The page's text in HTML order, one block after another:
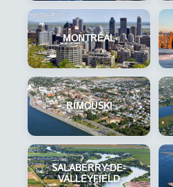
MONTRÉAL
RIMOUSKI
SALABERRY-DE-
VALLEYFIELD